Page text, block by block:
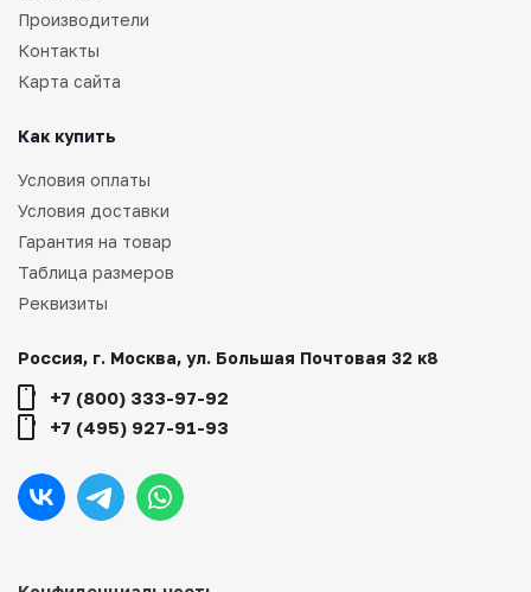
Производители
Контакты
Карта сайта
Как купить
Условия оплаты
Условия доставки
Гарантия на товар
Таблица размеров
Реквизиты
Россия, г. Москва, ул. Большая Почтовая 32 к8
+7 (800) 333-97-92
+7 (495) 927-91-93